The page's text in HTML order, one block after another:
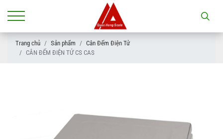
Trang chủ Sản phẩm
Cân Đếm Điện Tử
CÂN ĐẾM ĐIỆN TỬ CS CAS